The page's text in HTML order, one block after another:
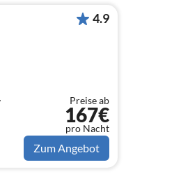
4.9
Preise ab
167€
pro Nacht
Zum Angebot